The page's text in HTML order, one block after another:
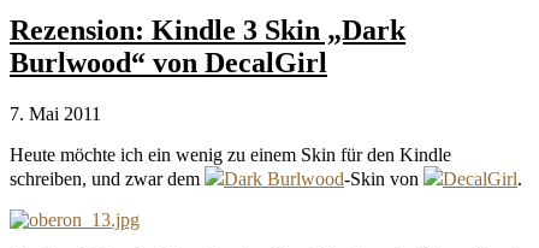
Rezension: Kindle 3 Skin „Dark
Burlwood“ von DecalGirl
7. Mai 2011
Heute möchte ich ein wenig zu einem Skin für den Kindle
schreiben, und zwar dem
Dark Burlwood-Skin von DecalGirl.